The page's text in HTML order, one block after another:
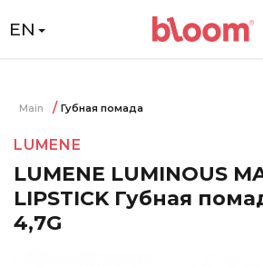
EN
Main Губная помада
LUMENE
LUMENE LUMINOUS
LIPSTICK Губная
4,7G